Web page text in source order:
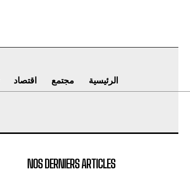
الرئيسية مجتمع اقتصاد
NOS DERNIERS ARTICLES